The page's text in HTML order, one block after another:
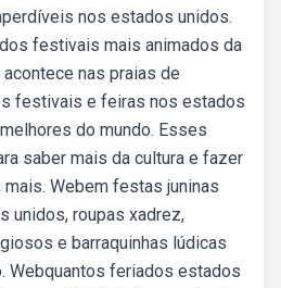
nos estados unidos.
festivais mais animados da
nas praias de
festivais e feiras nos estados
do mundo. Esses
saber mais da cultura e fazer
Webem festas juninas
unidos, roupas xadrez,
e barraquinhas lúdicas
Webquantos feriados estados